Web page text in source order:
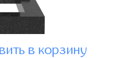
в корзину